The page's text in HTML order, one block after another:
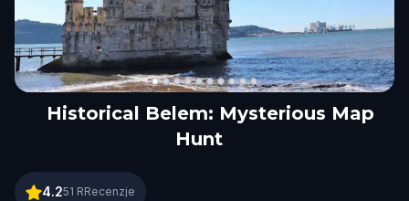
Historical Belem: Mysterious Map
Hunt
Historical Belem: Mysterious Map Hunt
4.251 RRecenzje